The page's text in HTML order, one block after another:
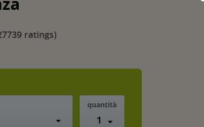
ratings)
quantità
1